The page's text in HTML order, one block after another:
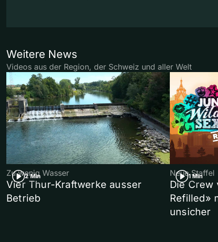
Weitere News
Videos aus der Region, der Schweiz und aller Welt
2 Min
Zu wenig Wasser
Vier Thur-Kraftwerke ausser
Betrieb
1 Min
Neue Staffel
Die Crew
Refilled»
unsicher